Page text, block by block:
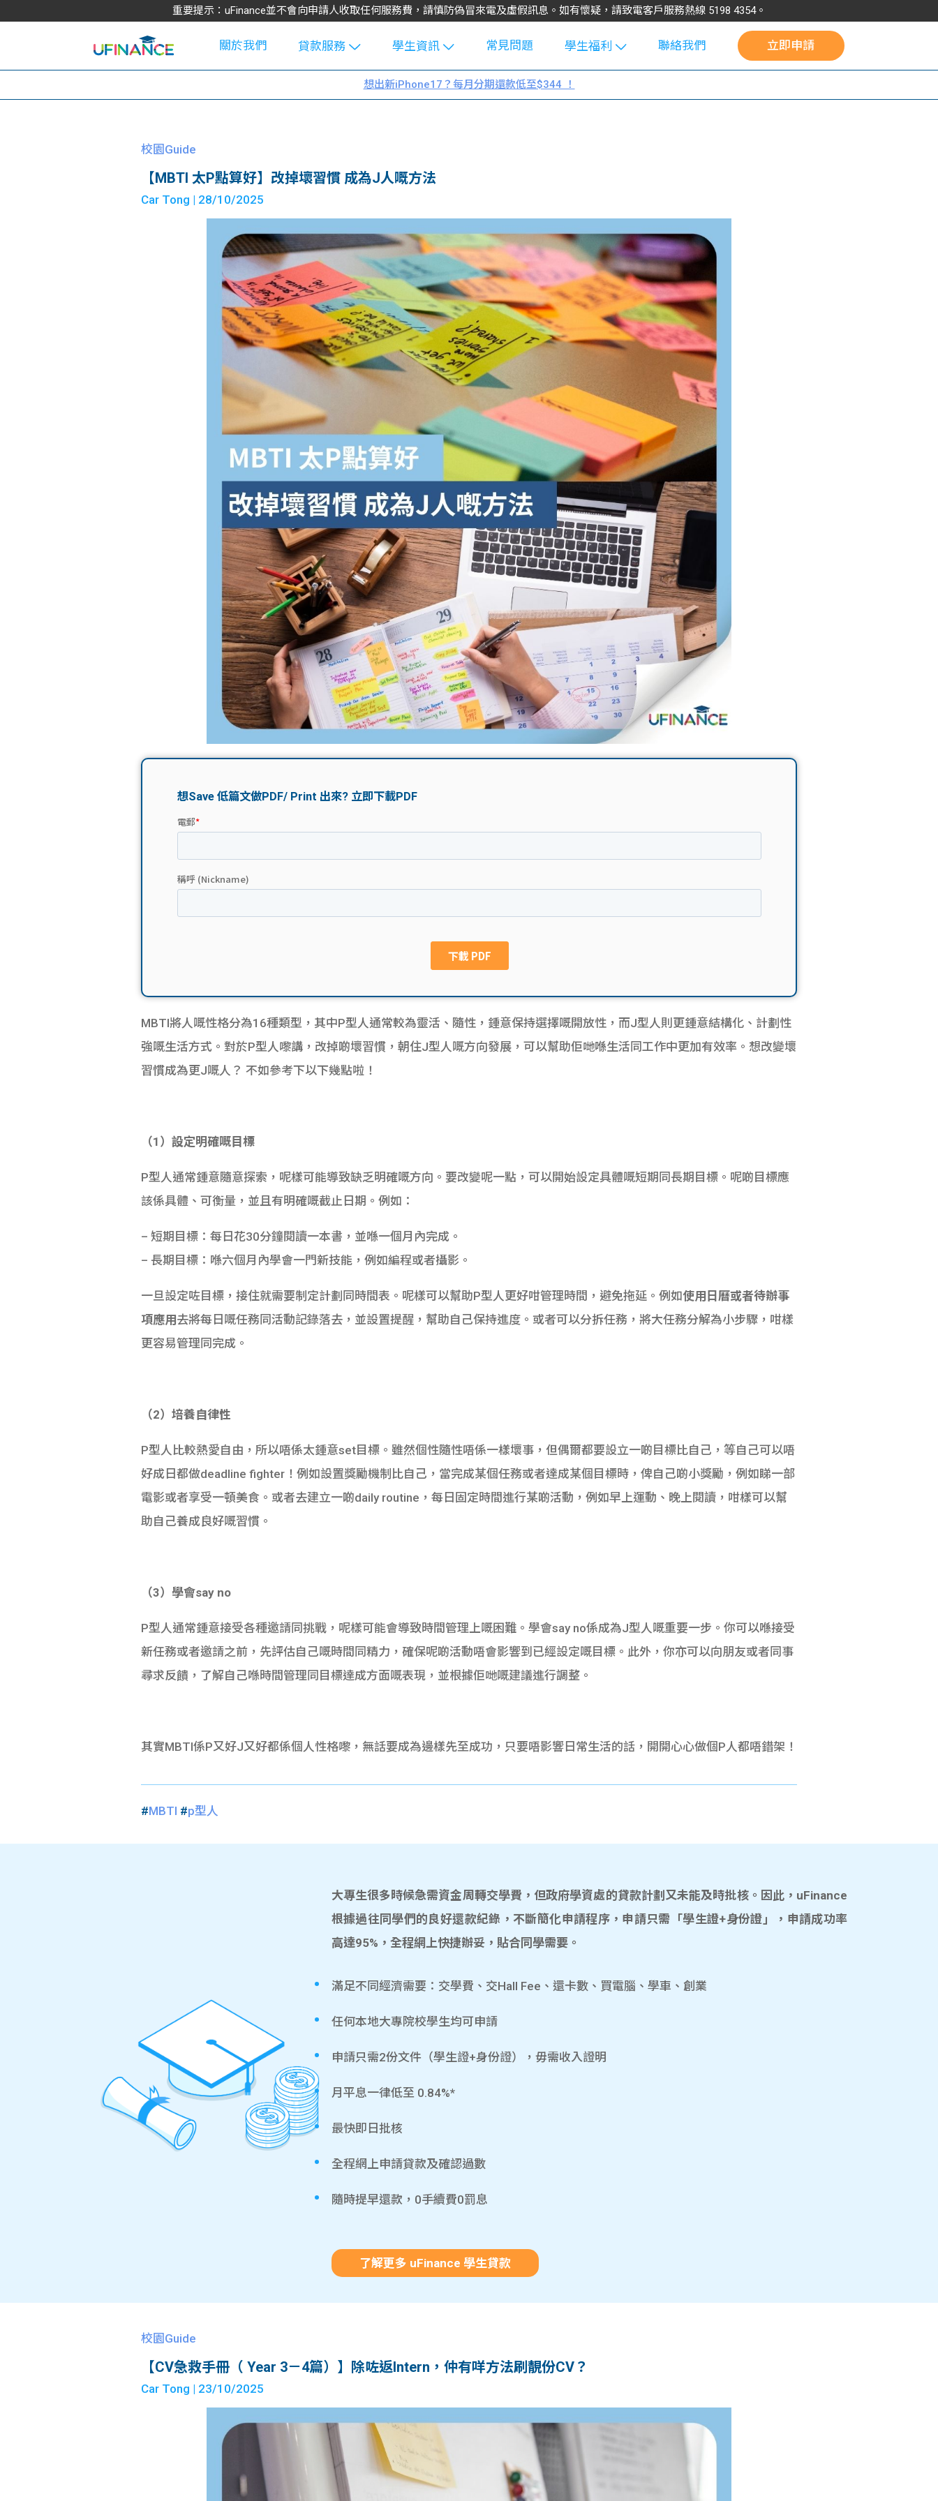
重要提示：uFinance並不會向申請人收取任何服務費，請慎防偽冒來電及虛假訊息。如有懷疑，請致電客戶服務熱線 5198 4354。
關於我們
貸款服務
學生貸款
大學生學費
機
網上私人貸
款
貸款計數
機
學生資訊
Blog
大專生筍
Exchang
Guide
理財
Guide
學生貸款
101
常見問題
學生福利
uFinance 校
園贊助
聯絡我們 立即申請
想出新iPhone17？每月分期還款低至$344 ！
校園Guide
【MBTI 太P點算好】改掉壞習慣 成為J人嘅方法
Car Tong | 28/10/2025
MBTI將人嘅性格分為16種類型，其中P型人通常較為靈活、隨性，鍾意保持選擇嘅開放性，而J型人則更鍾意結構化、計劃性
強嘅生活方式。對於P型人嚟講，改掉啲壞習慣，朝住J型人嘅方向發展，可以幫助佢哋喺生活同工作中更加有效率。想改變壞
習慣成為更J嘅人？ 不如參考下以下幾點啦！
（1）設定明確嘅目標
P型人通常鍾意隨意探索，呢樣可能導致缺乏明確嘅方向。要改變呢一點，可以開始設定具體嘅短期同長期目標。呢啲目標應
該係具體、可衡量，並且有明確嘅截止日期。例如：
– 短期目標：每日花30分鐘閱讀一本書，並喺一個月內完成。
– 長期目標：喺六個月內學會一門新技能，例如編程或者攝影。
一旦設定咗目標，接住就需要制定計劃同時間表。呢樣可以幫助P型人更好咁管理時間，避免拖延。例如使用日曆或者待辦事
項應用 去將每日嘅任務同活動記錄落去，並設置提醒，幫助自己保持進度。或者可以分拆任務，將大任務分解為小步驟，咁樣
更容易管理同完成。
（2）培養自律性
P型人比較熱愛自由，所以唔係太鍾意set目標。雖然個性隨性唔係一樣壞事，但偶爾都要設立一啲目標比自己，等自己可以唔
好成日都做deadline fighter！例如設置獎勵機制比自己，當完成某個任務或者達成某個目標時，俾自己啲小獎勵，例如睇一部
電影或者享受一頓美食。或者去建立一啲daily routine，每日固定時間進行某啲活動，例如早上運動、晚上閱讀，咁樣可以幫
助自己養成良好嘅習慣。
（3）學會say no
P型人通常鍾意接受各種邀請同挑戰，呢樣可能會導致時間管理上嘅困難。學會say no係成為J型人嘅重要一步。你可以喺接受
新任務或者邀請之前，先評估自己嘅時間同精力，確保呢啲活動唔會影響到已經設定嘅目標。此外，你亦可以向朋友或者同事
尋求反饋，了解自己喺時間管理同目標達成方面嘅表現，並根據佢哋嘅建議進行調整。
其實MBTI係P又好J又好都係個人性格嚟，無話要成為邊樣先至成功，只要唔影響日常生活的話，開開心心做個P人都唔錯架！
#MBTI #p型人
大專生很多時候急需資金周轉交學費，但政府學資處的貸款計劃又未能及時批核。因此，uFinance
根據過往同學們的良好還款紀錄，不斷簡化申請程序，申請只需「學生證+身份證」，申請成功率
高達95%，全程網上快捷辦妥，貼合同學需要。
滿足不同經濟需要：交學費、交Hall Fee、還卡數、買電腦、學車、創業
任何本地大專院校學生均可申請
申請只需2份文件（學生證+身份證），毋需收入證明
月平息一律低至 0.84%*
最快即日批核
全程網上申請貸款及確認過數
隨時提早還款，0手續費0罰息
了解更多 uFinance 學生貸款
校園Guide
【CV急救手冊（ Year 3－4篇）】除咗返Intern，仲有咩方法刷靚份CV？
Car Tong | 23/10/2025